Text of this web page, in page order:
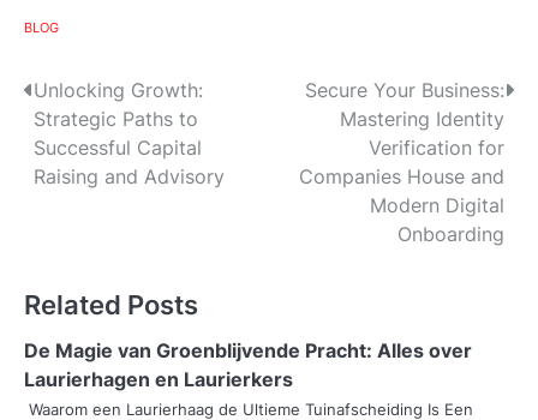
BLOG
P
o
s
a
v
i
Unlocking Growth:
Strategic Paths to
Successful Capital
Raising and Advisory
Secure Your Business:
Mastering Identity
Verification for
Companies House and
Modern Digital
Onboarding
Related Posts
De Magie van Groenblijvende Pracht: Alles over
Laurierhagen en Laurierkers
Waarom een Laurierhaag de Ultieme Tuinafscheiding Is Een